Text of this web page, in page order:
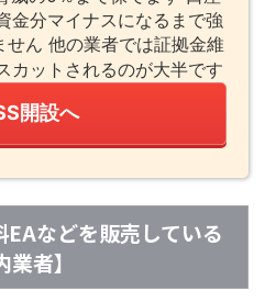
金分マイナスになるまで強
ん 他の業者では証拠金維
カットされるのが大半です
開設へ
などを販売している
業者】